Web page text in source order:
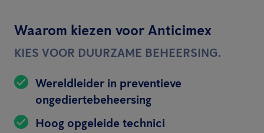
Waarom kiezen voor Anticimex
KIES VOOR DUURZAME BEHEERSING.
Wereldleider in preventieve
ongediertebeheersing
Hoog opgeleide technici